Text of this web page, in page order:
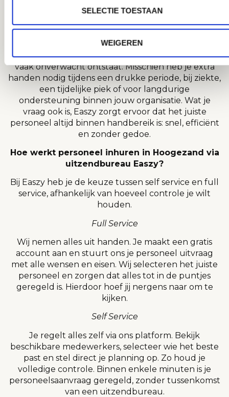
SELECTIE TOESTAAN
WEIGEREN
Met ons uitzendplatform vind je direct
medewerkers die perfect aansluiten bij jouw bedrijf
Bij Easzy begrijpen we dat personeelsbehoefte
vaak onverwacht ontstaat. Misschien heb je extra
handen nodig tijdens een drukke periode, bij ziekte,
een tijdelijke piek of voor langdurige
ondersteuning binnen jouw organisatie. Wat je
vraag ook is, Easzy zorgt ervoor dat het juiste
personeel altijd binnen handbereik is: snel, efficiënt
en zonder gedoe.
Hoe werkt personeel inhuren in Hoogezand via
uitzendbureau Easzy?
Bij Easzy heb je de keuze tussen self service en full
service, afhankelijk van hoeveel controle je wilt
houden.
Full Service
Wij nemen alles uit handen. Je maakt een gratis
account aan en stuurt ons je personeel uitvraag
met alle wensen en eisen. Wij selecteren het juiste
personeel en zorgen dat alles tot in de puntjes
geregeld is. Hierdoor hoef jij nergens naar om te
kijken.
Self Service
Je regelt alles zelf via ons platform. Bekijk
beschikbare medewerkers, selecteer wie het beste
past en stel direct je planning op. Zo houd je
volledige controle. Binnen enkele minuten is je
personeelsaanvraag geregeld, zonder tussenkomst
van een uitzendbureau.